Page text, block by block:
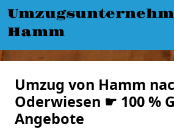
Hamm
Umzug von Hamm
Oderwiesen ☛ 100 %
Angebote